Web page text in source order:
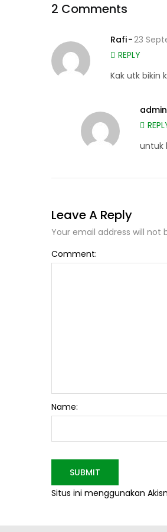
2 Comments
Rafi 23
REPLY
Kak utk bikin
admin
untuk
Leave A Reply
Your email address will not
Comment:
Name:
Situs ini menggunakan